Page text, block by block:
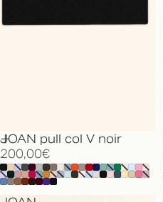
JOAN pull col V noir
200,00€